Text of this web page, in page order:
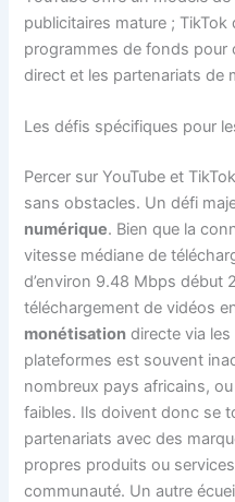
publicitaires mature ;
programmes de fonds pour
direct et les partenariats de
Les défis spécifiques pour
Percer sur YouTube et
sans obstacles. Un défi
numérique. Bien que la
vitesse médiane de
d’environ 9.48 Mbps début
téléchargement de vidéos
monétisation directe via
plateformes est souvent
nombreux pays africains,
faibles. Ils doivent donc se
partenariats avec des
propres produits ou
communauté. Un autre